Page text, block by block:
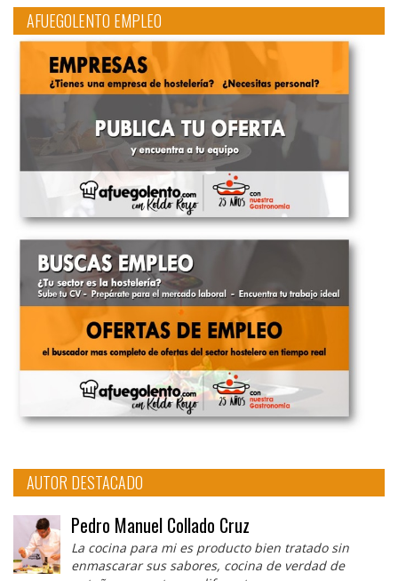
AFUEGOLENTO EMPLEO
AUTOR DESTACADO
Pedro Manuel Collado Cruz
La cocina para mi es producto bien tratado sin
enmascarar sus sabores, cocina de verdad de